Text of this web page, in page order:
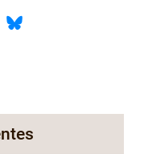
hoje e as questões